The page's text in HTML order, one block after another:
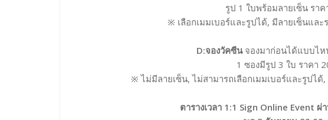
รูป 1 ใบพร้อมลายเซ็น รา
※ เลือกเมมเบอร์และรูปได้, มีลายเซ็นแล
D:จองวัคซีนจองมาก่อนได้แบบไห
1 ซองมีรูป 3 ใบ ราคา
※ ไม่มีลายเซ็น, ไม่สามารถเลือกเมมเบอร์และรูปไ
ตารางเวลา 1:1 Sign Online Event